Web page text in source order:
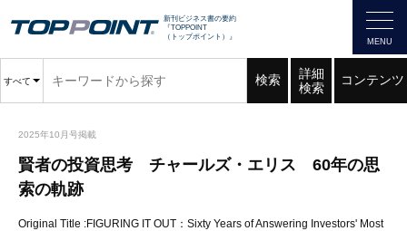
新刊ビジネス書の要約
『TOPPOINT
（トップポイント）』
すべて 検索
詳細
検索
コンテンツ
2025年10月号掲載
賢者の投資思考 チャールズ・エリス 60年の思
索の軌跡
Original Title :FIGURING IT OUT：Sixty Years of Answering Investors' Most